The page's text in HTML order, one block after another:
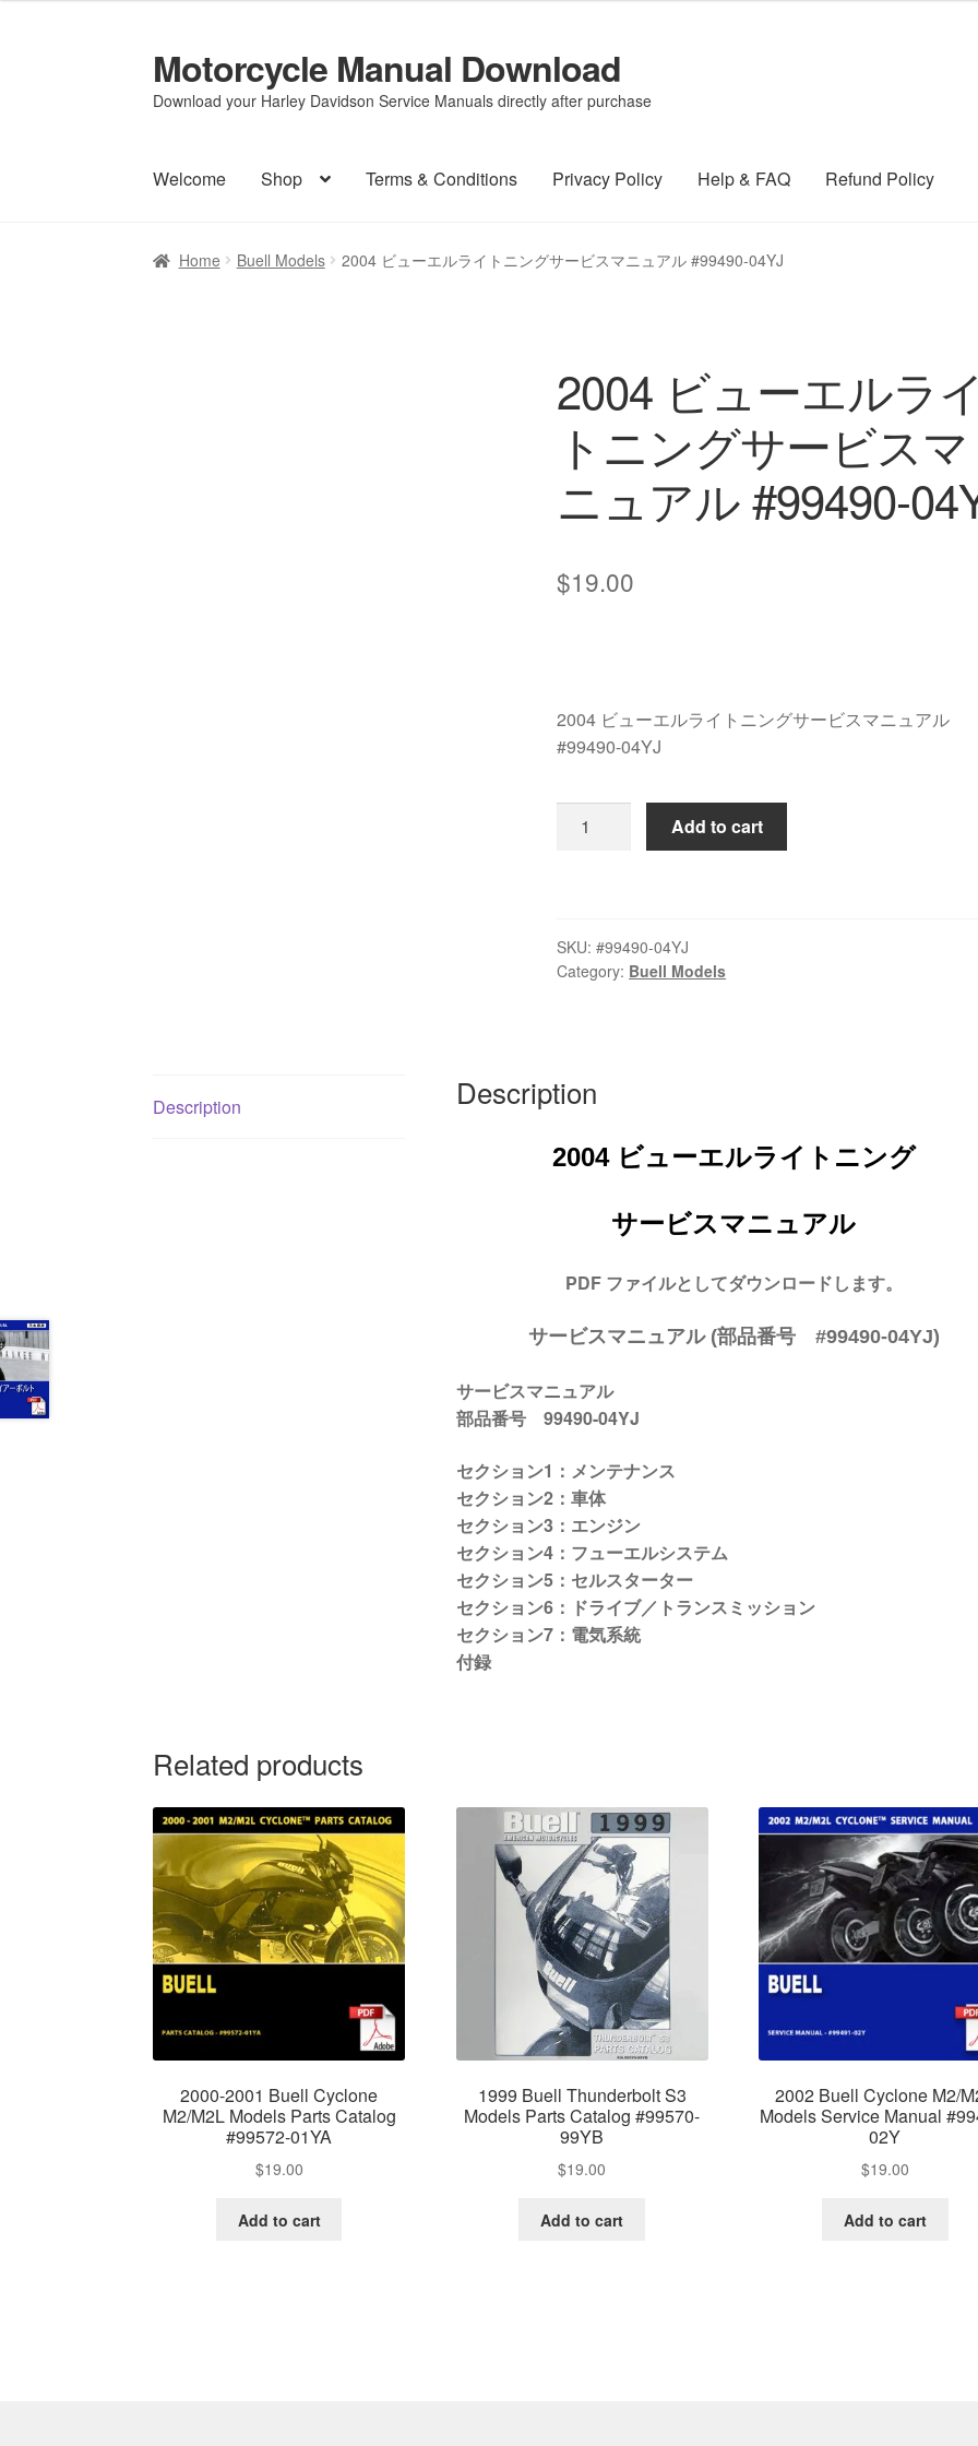
Skip
to
navigation
Skip
to
content
Motorcycle Manual Download
Download your Harley Davidson Service Manuals directly after purchase
Welcome Shop Terms & Conditions Privacy Policy Help & FAQ Refund Policy
Home Buell Models 2004 ビューエルライトニングサービスマニュアル #99490-04YJ
2004 ビューエルラ
トニングサービスマ
ニュアル #99490-
$19.00
2004 ビューエルライトニングサービスマニュアル
#99490-04YJ
2004
ル
ラ
ン
サ
ー
ニ
ア
#99490-
04YJ
Add to cart
SKU:#99490-04YJ
Category: Buell Models
Description Description
2004 ビューエルライトニング
サービスマニュアル
PDF ファイルとしてダウンロードします。
サービスマニュアル (部品番号 #99490-04YJ)
サービスマニュアル
部品番号 99490-04YJ
セクション1：メンテナンス
セクション2：車体
セクション3：エンジン
セクション4：フューエルシステム
セクション5：セルスターター
セクション6：ドライブ／トランスミッション
セクション7：電気系統
付録
Related products
2000-2001 Buell Cyclone
M2/M2L Models Parts Catalog
#99572-01YA
$19.00
Add to cart
1999 Buell Thunderbolt S3
Models Parts Catalog #99570-
99YB
$19.00
Add to cart
2002 Buell Cyclone M2/
Models Service Manual
02Y
$19.00
Add to cart